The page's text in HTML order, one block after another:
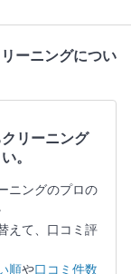
ーニングについ
リーニング
。
ニングのプロの
えて、口コミ評
順や口コミ件数